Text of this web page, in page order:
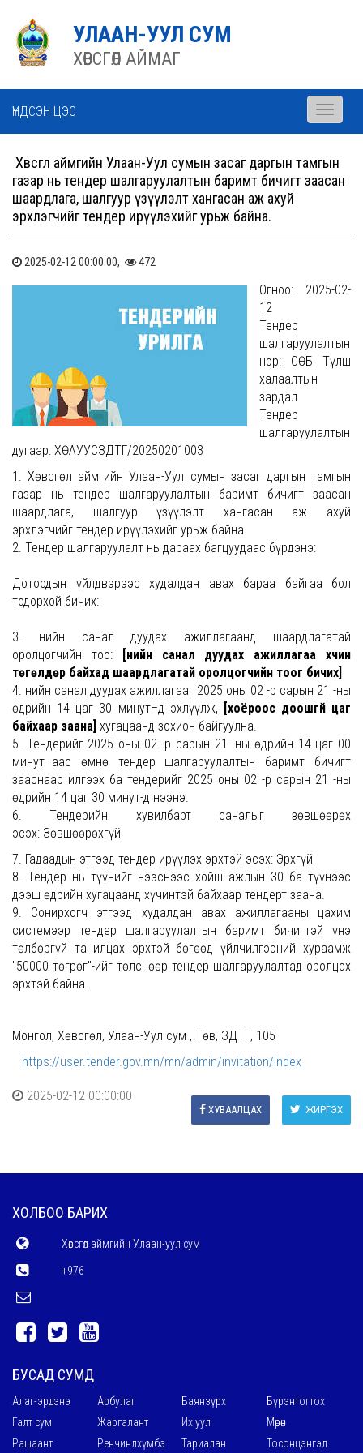
УЛААН-УУЛ СУМ
ХӨВСГӨЛ АЙМАГ
ҮНДСЭН ЦЭС
Toggle
Хөвсгөл аймгийн Улаан-Уул сумын засаг даргын тамгын
газар нь тендер шалгаруулалтын баримт бичигт заасан
шаардлага, шалгуур үзүүлэлт хангасан аж ахуй
эрхлэгчийг тендер ирүүлэхийг урьж байна.
2025-02-12 00:00:00, 472
Огноо: 2025-02-
12
Тендер
шалгаруулалтын
нэр: СӨБ Түлш
халаалтын
зардал
Тендер
шалгаруулалтын
дугаар: ХӨАУУСЗДТГ/20250201003
1. Хөвсгөл аймгийн Улаан-Уул сумын засаг даргын тамгын
газар нь тендер шалгаруулалтын баримт бичигт заасан
шаардлага, шалгуур үзүүлэлт хангасан аж ахуй
эрхлэгчийг тендер ирүүлэхийг урьж байна.
2. Тендер шалгаруулалт нь дараах багцуудаас бүрдэнэ:
Дотоодын үйлдвэрээс худалдан авах бараа байгаа бол
тодорхой бичих:
3. Үнийн санал дуудах ажиллагаанд шаардлагатай
оролцогчийн тоо:
[үнийн санал дуудах ажиллагаа хүчин
төгөлдөр байхад шаардлагатай оролцогчийн тоог бичих]
4. Үнийн санал дуудах ажиллагааг 2025 оны 02 -р сарын 21 -ны
өдрийн 14 цаг 30 минут–д эхлүүлж, [хоёроос доошгүй цаг
байхаар заана] хугацаанд зохион байгуулна.
5. Тендерийг 2025 оны 02 -р сарын 21 -ны өдрийн 14 цаг 00
минут–аас өмнө тендер шалгаруулалтын баримт бичигт
зааснаар илгээх ба тендерийг 2025 оны 02 -р сарын 21 -ны
өдрийн 14 цаг 30 минут-д нээнэ.
6. Тендерийн хувилбарт саналыг зөвшөөрөх
эсэх: Зөвшөөрөхгүй
7. Гадаадын этгээд тендер ирүүлэх эрхтэй эсэх: Эрхгүй
8. Тендер нь түүнийг нээснээс хойш ажлын 30 ба түүнээс
дээш өдрийн хугацаанд хүчинтэй байхаар тендерт заана.
9. Сонирхогч этгээд худалдан авах ажиллагааны цахим
системээр тендер шалгаруулалтын баримт бичигтэй үнэ
төлбөргүй танилцах эрхтэй бөгөөд үйлчилгээний хураамж
"50000 төгрөг"-ийг төлснөөр тендер шалгаруулалтад оролцох
эрхтэй байна .
Монгол, Хөвсгөл, Улаан-Уул сум , Төв, ЗДТГ, 105
https://user.tender.gov.mn/mn/admin/invitation/index
2025-02-12 00:00:00
ЖИРГЭХ
ХУВААЛЦАХ
ХОЛБОО БАРИХ
Хөвсгөл аймгийн Улаан-уул сум
+976
БУСАД СУМД
Алаг-эрдэнэ Арбулаг Баянзүрх
Бүрэнтогтох
Галт сум
Жаргалант Их уул
Мөрөн
Рашаант
Ренчинлхүмбэ Тариалан Тосонцэнгэл